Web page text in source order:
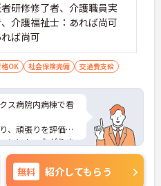
研修修了者、介護職員実
介護福祉士：あれば尚可
ば尚可
OK 社会保険完備 交通費支給
ス病院内病棟で看
、頑張りを評価し
ンにもつながりま
度があり、ライフ
ける制度が整って
好立地なのも嬉
無料 紹介してもらう